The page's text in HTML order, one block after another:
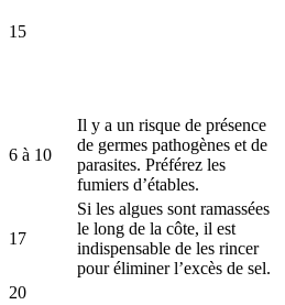
15
6 à 10
Il y a un risque de présence
de germes pathogènes et de
parasites. Préférez les
fumiers d’étables.
17
Si les algues sont ramassées
le long de la côte, il est
indispensable de les rincer
pour éliminer l’excès de sel.
20